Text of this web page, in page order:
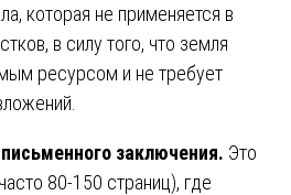
которая не применяется в
в силу того, что земля
ресурсом и не требует
заключения. Это
80-150 страниц), где